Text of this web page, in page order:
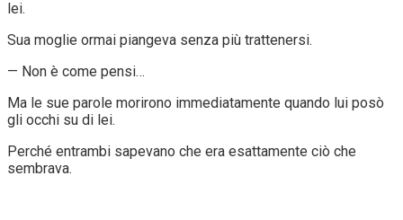
lei.
Sua moglie ormai piangeva senza più trattenersi.
— Non è come pensi…
Ma le sue parole morirono immediatamente quando lui posò
gli occhi su di lei.
Perché entrambi sapevano che era esattamente ciò che
sembrava.